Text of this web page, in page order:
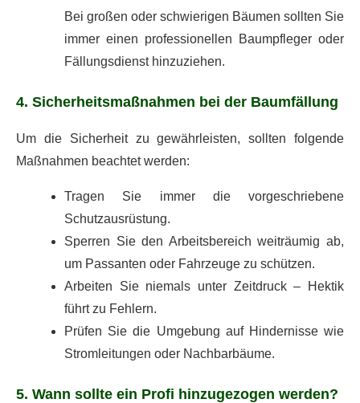
Bei großen oder schwierigen Bäumen sollten Sie
immer einen professionellen Baumpfleger oder
Fällungsdienst hinzuziehen.
4. Sicherheitsmaßnahmen bei der Baumfällung
Um die Sicherheit zu gewährleisten, sollten folgende
Maßnahmen beachtet werden:
Tragen Sie immer die vorgeschriebene
Schutzausrüstung.
Sperren Sie den Arbeitsbereich weiträumig ab,
um Passanten oder Fahrzeuge zu schützen.
Arbeiten Sie niemals unter Zeitdruck – Hektik
führt zu Fehlern.
Prüfen Sie die Umgebung auf Hindernisse wie
Stromleitungen oder Nachbarbäume.
5. Wann sollte ein Profi hinzugezogen werden?